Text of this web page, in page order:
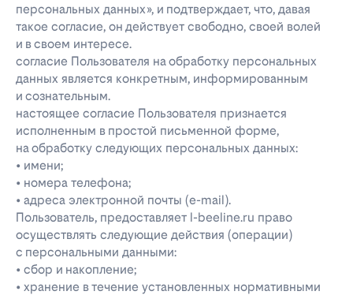
персональных данных», и подтверждает, что, давая
такое согласие, он действует свободно, своей волей
и в своем интересе.
согласие Пользователя на обработку персональных
данных является конкретным, информированным
и сознательным.
настоящее согласие Пользователя признается
исполненным в простой письменной форме,
на обработку следующих персональных данных:
• имени;
• номера телефона;
• адреса электронной почты (e-mail).
Пользователь, предоставляет l-beeline.ru право
осуществлять следующие действия (операции)
с персональными данными:
• сбор и накопление;
• хранение в течение установленных нормативными